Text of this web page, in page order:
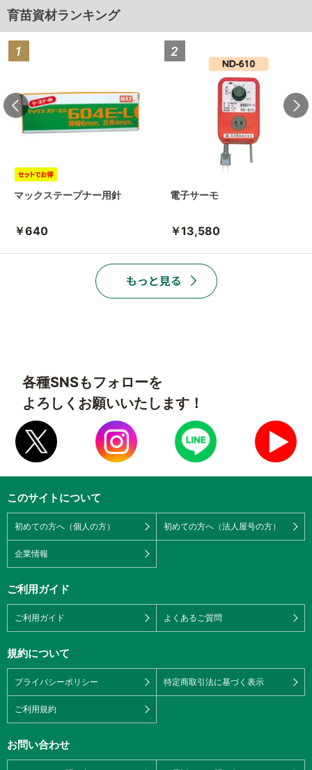
育苗資材ランキング
マックステープナー用針
￥640
電子サーモ
￥13,580
各種SNSもフォローを
よろしくお願いいたします！
このサイトについて
初めての方へ（個人の方） 初めての方へ（法人屋号の方）
企業情報
ご利用ガイド
ご利用ガイド よくあるご質問
規約について
プライバシーポリシー 特定商取引法に基づく表示
ご利用規約
お問い合わせ